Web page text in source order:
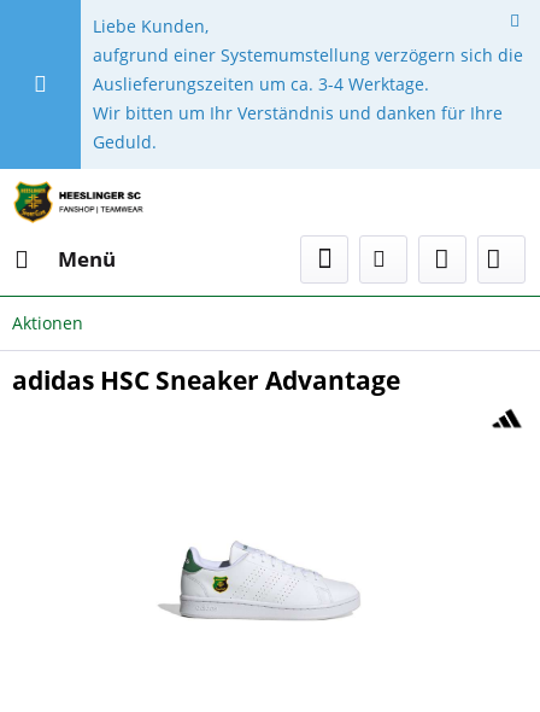
Liebe Kunden,
aufgrund einer Systemumstellung verzögern sich die
Auslieferungszeiten um ca. 3-4 Werktage.
Wir bitten um Ihr Verständnis und danken für Ihre
Geduld.
Menü
Aktionen
adidas HSC Sneaker Advantage